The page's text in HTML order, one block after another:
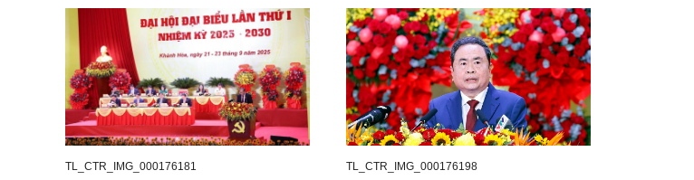
TL_CTR_IMG_000176181 TL_CTR_IMG_000176198